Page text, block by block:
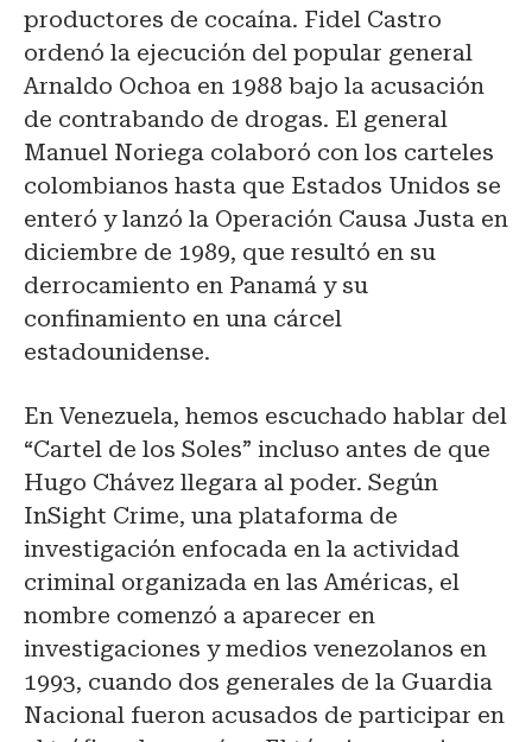
productores de cocaína. Fidel Castro
ordenó la ejecución del popular general
Arnaldo Ochoa en 1988 bajo la acusación
de contrabando de drogas. El general
Manuel Noriega colaboró con los carteles
colombianos hasta que Estados Unidos se
enteró y lanzó la Operación Causa Justa en
diciembre de 1989, que resultó en su
derrocamiento en Panamá y su
confinamiento en una cárcel
estadounidense.
En Venezuela, hemos escuchado hablar del
“Cartel de los Soles” incluso antes de que
Hugo Chávez llegara al poder. Según
InSight Crime, una plataforma de
investigación enfocada en la actividad
criminal organizada en las Américas, el
nombre comenzó a aparecer en
investigaciones y medios venezolanos en
1993, cuando dos generales de la Guardia
Nacional fueron acusados de participar en